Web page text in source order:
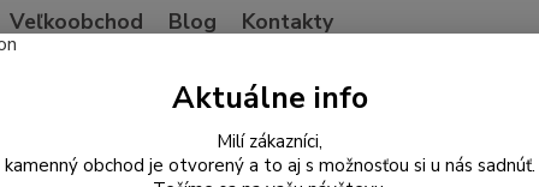
Veľkoobchod Blog Kontakty
Hľadať
Po-
Aktuálne info
Milí zákazníci,
kamenný obchod je otvorený a to aj s možnosťou si u nás sadnúť.